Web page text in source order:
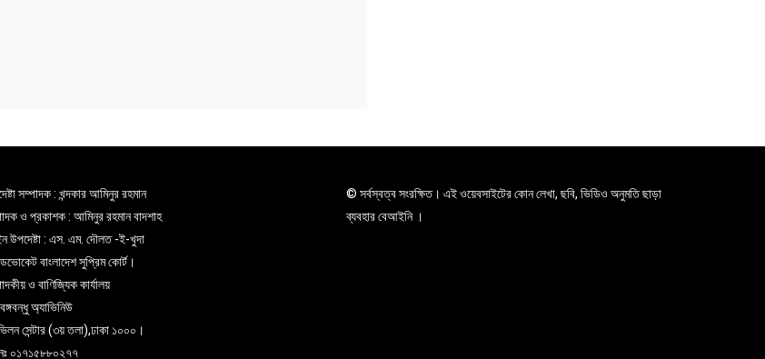
সম্পাদক : খন্দকার আমিনুর রহমান
ও প্রকাশক : আমিনুর রহমান বাদশাহ
উপদেষ্টা : এস. এম. দৌলত -ই-খুদা
বাংলাদেশ সুপ্রিম কোর্ট।
ও বাণিজ্যিক কার্যালয়
অ্যাভিনিউ
সেন্টার (৩য় তলা),ঢাকা ১০০০।
০১৭১৫৮৮০২৭৭
© সর্বস্বত্ব সংরক্ষিত। এই ওয়েবসাইটের কোন লেখা, ছবি, ভিডিও অনুমতি ছাড়া
ব্যবহার বেআইনি ।